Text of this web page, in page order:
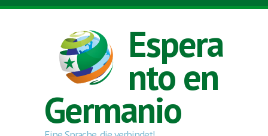
Skip to main content
Espera
nto en
Germanio